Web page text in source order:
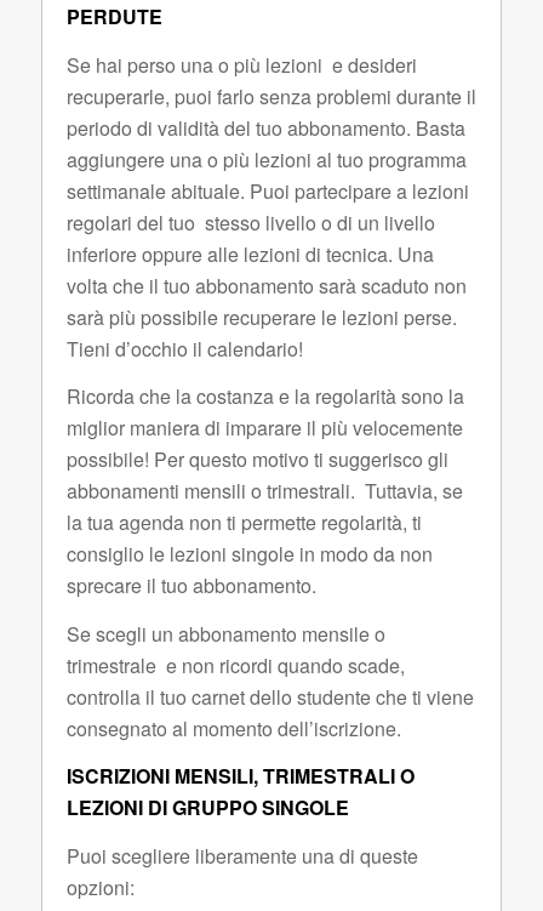
PERDUTE
Se hai perso una o più lezioni e desideri
recuperarle, puoi farlo senza problemi durante il
periodo di validità del tuo abbonamento. Basta
aggiungere una o più lezioni al tuo programma
settimanale abituale. Puoi partecipare a lezioni
regolari del tuo stesso livello o di un livello
inferiore oppure alle lezioni di tecnica. Una
volta che il tuo abbonamento sarà scaduto non
sarà più possibile recuperare le lezioni perse.
Tieni d’occhio il calendario!
Ricorda che la costanza e la regolarità sono la
miglior maniera di imparare il più velocemente
possibile! Per questo motivo ti suggerisco gli
abbonamenti mensili o trimestrali. Tuttavia, se
la tua agenda non ti permette regolarità, ti
consiglio le lezioni singole in modo da non
sprecare il tuo abbonamento.
Se scegli un abbonamento mensile o
trimestrale e non ricordi quando scade,
controlla il tuo carnet dello studente che ti viene
consegnato al momento dell’iscrizione.
ISCRIZIONI MENSILI, TRIMESTRALI O
LEZIONI DI GRUPPO SINGOLE
Puoi scegliere liberamente una di queste
opzioni: